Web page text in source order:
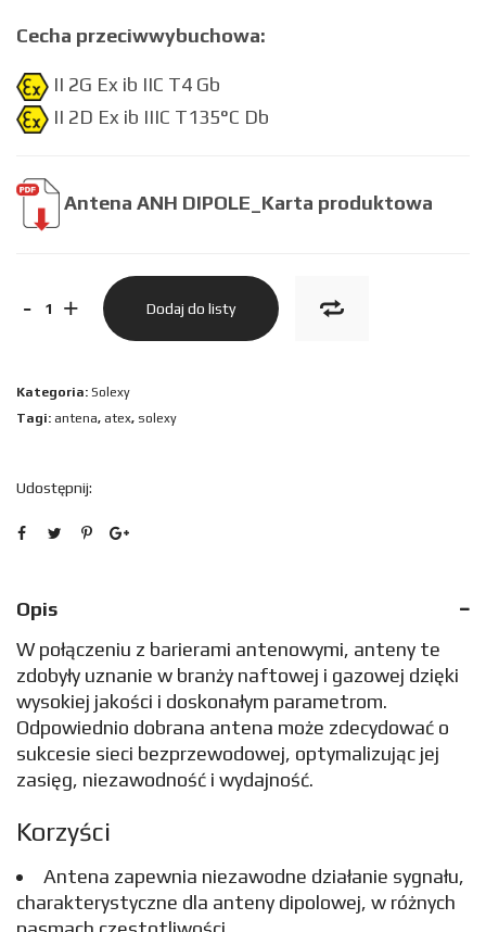
Cecha przeciwwybuchowa:
II 2G Ex ib IIC T4 Gb
II 2D Ex ib IIIC T135°C Db
Antena ANH DIPOLE_ Karta produktowa
-
DIPOLE
+ Dodaj do listy
Kategoria: Solexy
Tagi: antena, atex, solexy
Udostępnij:
Opis
W połączeniu z barierami antenowymi, anteny te
zdobyły uznanie w branży naftowej i gazowej dzięki
wysokiej jakości i doskonałym parametrom.
Odpowiednio dobrana antena może zdecydować o
sukcesie sieci bezprzewodowej, optymalizując jej
zasięg, niezawodność i wydajność.
Korzyści
Antena zapewnia niezawodne działanie sygnału,
charakterystyczne dla anteny dipolowej, w różnych